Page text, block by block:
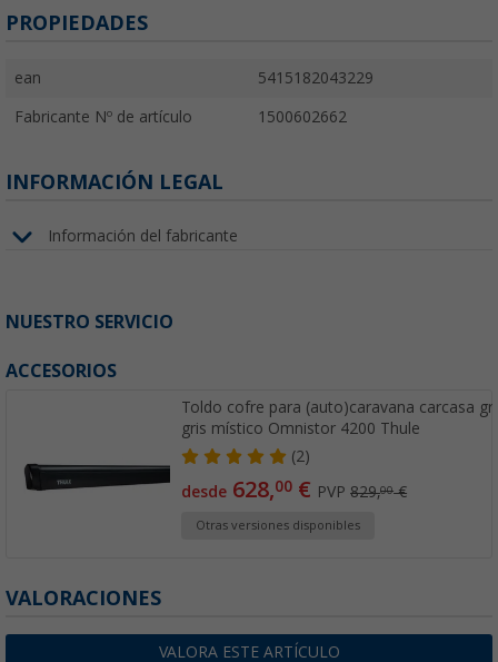
PROPIEDADES
ean 5415182043229
Fabricante Nº de artículo 1500602662
INFORMACIÓN LEGAL
Información del fabricante
NUESTRO SERVICIO
ACCESORIOS
Toldo cofre para (auto)caravana carcasa
gris místico Omnistor 4200 Thule
(2)
desde 628,00 € PVP829,00€
Otras versiones disponibles
VALORACIONES
VALORA ESTE ARTÍCULO